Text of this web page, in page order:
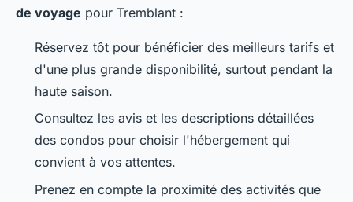
de voyage pour Tremblant :
Réservez tôt pour bénéficier des meilleurs tarifs et
d'une plus grande disponibilité, surtout pendant la
haute saison.
Consultez les avis et les descriptions détaillées
des condos pour choisir l'hébergement qui
convient à vos attentes.
Prenez en compte la proximité des activités que